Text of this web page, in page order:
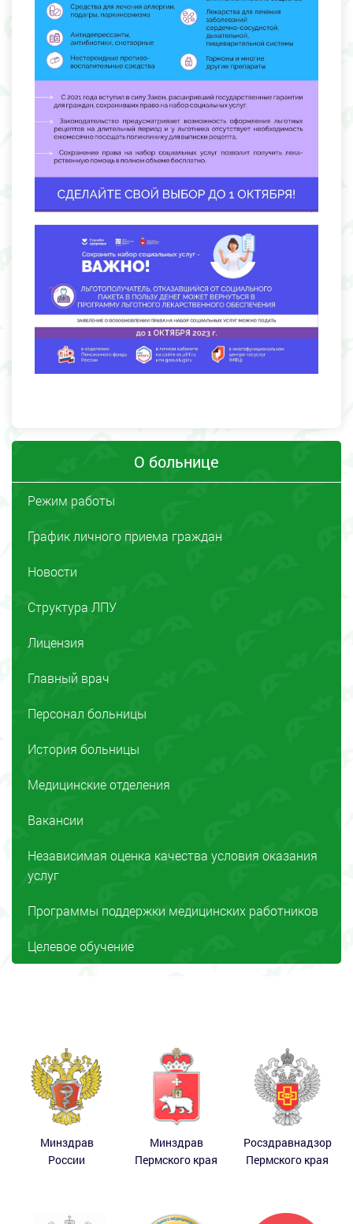
О больнице
Режим работы
График личного приема граждан
Новости
Структура ЛПУ
Лицензия
Главный врач
Персонал больницы
История больницы
Медицинские отделения
Вакансии
Независимая оценка качества условия оказания
услуг
Программы поддержки медицинских работников
Целевое обучение
Минздрав
России
Минздрав
Пермского края
Росздравнадзор
Пермского края